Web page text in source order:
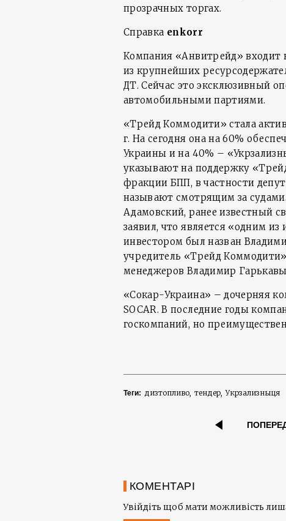
прозрачных торгах.
Справка enkorr
Компания «Анвитрейд» входит
из крупнейших
ДТ. Сейчас это эксклюзивный
автомобильными партиями.
«Трейд Коммодити» стала
г. На сегодня она на 60%
Украины и на 40% –
указывают на поддержку
фракции БПП, в частности
называют смотрящим за судами.
Адамовский, ранее известный
заявил, что является «одним
инвестором был назван
учредитель «Трейд
менеджеров Владимир
«Сокар-Украина» – дочерняя
SOCAR. В последние годы
госкомпаний, но
Теги: дизтопливо тендер Укрзализныця
КОМЕНТАРІ
Увійдіть щоб мати можливість